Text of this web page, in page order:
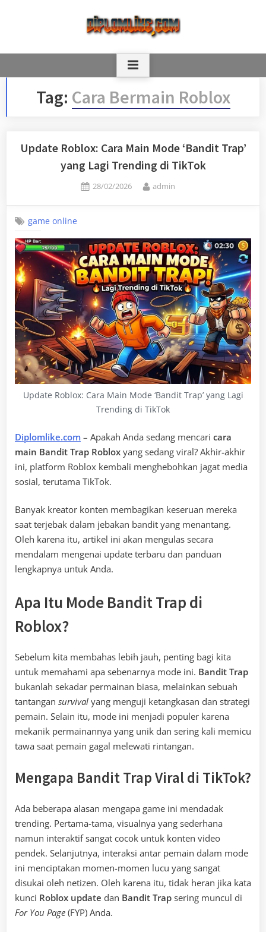
Tag: Cara Bermain Roblox
Update Roblox: Cara Main Mode ‘Bandit Trap’
yang Lagi Trending di TikTok
Posted
28/02/2026 By
admin
game online
Update Roblox: Cara Main Mode ‘Bandit Trap’ yang Lagi
Trending di TikTok
Diplomlike.com – Apakah Anda sedang mencari cara
main Bandit Trap Roblox yang sedang viral? Akhir-akhir
ini, platform Roblox kembali menghebohkan jagat media
sosial, terutama TikTok.
Banyak kreator konten membagikan keseruan mereka
saat terjebak dalam jebakan bandit yang menantang.
Oleh karena itu, artikel ini akan mengulas secara
mendalam mengenai update terbaru dan panduan
lengkapnya untuk Anda.
Apa Itu Mode Bandit Trap di
Roblox?
Sebelum kita membahas lebih jauh, penting bagi kita
untuk memahami apa sebenarnya mode ini. Bandit Trap
bukanlah sekadar permainan biasa, melainkan sebuah
tantangan survival yang menguji ketangkasan dan strategi
pemain. Selain itu, mode ini menjadi populer karena
mekanik permainannya yang unik dan sering kali memicu
tawa saat pemain gagal melewati rintangan.
Mengapa Bandit Trap Viral di TikTok?
Ada beberapa alasan mengapa game ini mendadak
trending. Pertama-tama, visualnya yang sederhana
namun interaktif sangat cocok untuk konten video
pendek. Selanjutnya, interaksi antar pemain dalam mode
ini menciptakan momen-momen lucu yang sangat
disukai oleh netizen. Oleh karena itu, tidak heran jika kata
kunci Roblox update dan Bandit Trap sering muncul di
For You Page (FYP) Anda.